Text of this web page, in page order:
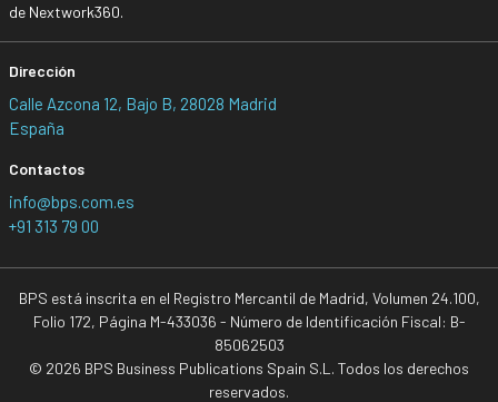
de Nextwork360.
Dirección
Calle Azcona 12, Bajo B, 28028 Madrid
España
Contactos
info@bps.com.es
+91 313 79 00
BPS está inscrita en el Registro Mercantil de Madrid, Volumen 24.100,
Folio 172, Página M-433036 - Número de Identificación Fiscal: B-
85062503
© 2026 BPS Business Publications Spain S.L. Todos los derechos
reservados.